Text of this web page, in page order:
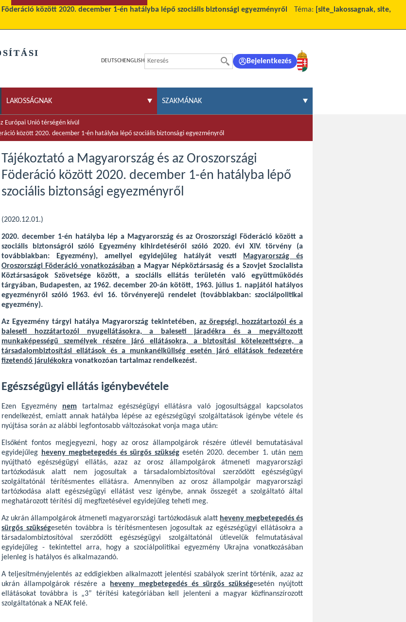
között 2020. december 1-én hatályba lépő szociális biztonsági egyezményről Téma:
[site_lakossagnak, site,
DEUTSCH ENGLISH Bejelentkezés
LAKOSSÁGNAK SZAKMÁNAK
Európai Unió térségén kívül
között 2020. december 1-én hatályba lépő szociális biztonsági egyezményről
Tájékoztató a Magyarország és az Oroszországi
Föderáció között 2020. december 1-én hatályba lépő
szociális biztonsági egyezményről
(2020.12.01.)
2020. december 1-én hatályba lép a Magyarország és az Oroszországi Föderáció között a
szociális biztonságról szóló Egyezmény kihirdetéséről szóló 2020. évi XIV. törvény (a
továbbiakban: Egyezmény), amellyel egyidejűleg hatályát veszti
Magyarország és
Oroszországi Föderáció vonatkozásában a Magyar Népköztársaság és a Szovjet Szocialista
Köztársaságok Szövetsége között, a szociális ellátás területén való együttműködés
tárgyában, Budapesten, az 1962. december 20-án kötött, 1963. július 1. napjától hatályos
egyezményről szóló 1963. évi 16. törvényerejű rendelet (továbbiakban: szociálpolitikai
egyezmény).
Az Egyezmény tárgyi hatálya Magyarország tekintetében, az öregségi, hozzátartozói és a
baleseti hozzátartozói nyugellátásokra, a baleseti járadékra és a megváltozott
munkaképességű személyek részére járó ellátásokra, a biztosítási kötelezettségre, a
társadalombiztosítási ellátások és a munkanélküliség esetén járó ellátások fedezetére
fizetendő járulékokra vonatkozóan tartalmaz rendelkezést.
Egészségügyi ellátás igénybevétele
Ezen Egyezmény nem
tartalmaz egészségügyi ellátásra való jogosultsággal kapcsolatos
rendelkezést, emiatt annak hatályba lépése az egészségügyi szolgáltatások igénybe vétele és
nyújtása során az alábbi legfontosabb változásokat vonja maga után:
Elsőként fontos megjegyezni, hogy az orosz állampolgárok részére útlevél bemutatásával
egyidejűleg
heveny megbetegedés és sürgős szükségesetén 2020. december 1. után nem
nyújtható egészségügyi ellátás, azaz az orosz állampolgárok átmeneti magyarországi
tartózkodásuk alatt nem jogosultak a társadalombiztosítóval szerződött egészségügyi
szolgáltatónál térítésmentes ellátásra. Amennyiben az orosz állampolgár magyarországi
tartózkodása alatt egészségügyi ellátást vesz igénybe, annak összegét a szolgáltató által
meghatározott térítési díj megfizetésével egyidejűleg teheti meg.
Az ukrán állampolgárok átmeneti magyarországi tartózkodásuk alatt heveny megbetegedés és
sürgős szükségesetén továbbra is térítésmentesen jogosultak az egészségügyi ellátásokra a
társadalombiztosítóval szerződött egészségügyi szolgáltatónál útlevelük felmutatásával
egyidejűleg - tekintettel arra, hogy a szociálpolitikai egyezmény Ukrajna vonatkozásában
jelenleg is hatályos és alkalmazandó.
A teljesítményjelentés az eddigiekben alkalmazott jelentési szabályok szerint történik, azaz az
ukrán állampolgárok részére a
heveny megbetegedés és sürgős szükségesetén nyújtott
ellátásokat továbbra is „3” térítési kategóriában kell jelenteni a magyar közfinanszírozott
szolgáltatónak a NEAK felé.